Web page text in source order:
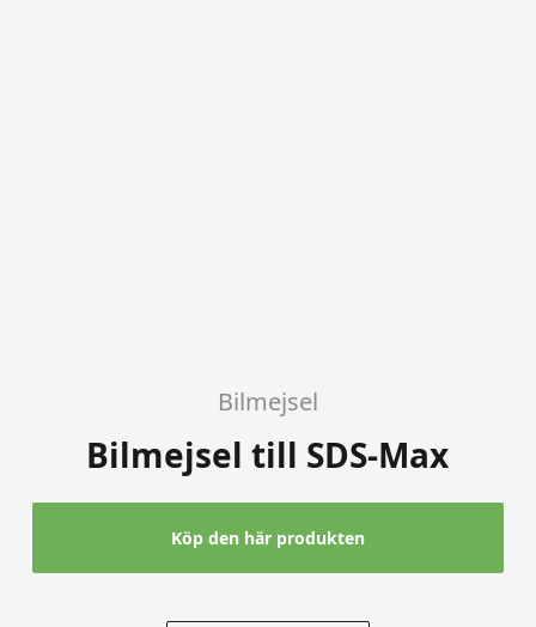
Bilmejsel
Bilmejsel till SDS-Max
Köp den här produkten